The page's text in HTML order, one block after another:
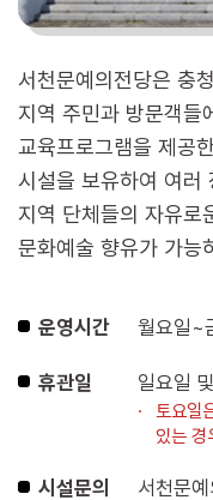
서천문예의전당은 충
지역 주민과 방문객들
교육프로그램을 제공
시설을 보유하여 여러
지역 단체들의 자유로
문화예술 향유가 가능
운영시간 월요일~
휴관일 일요일
토요일
있는 경
시설문의
서천문